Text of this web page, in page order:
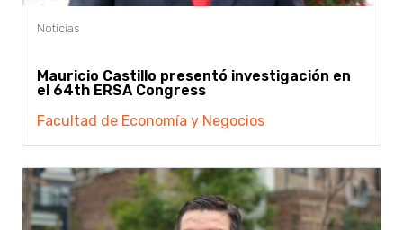
Mauricio Castillo presentó investigación en
el 64th ERSA Congress
Facultad de Economía y Negocios